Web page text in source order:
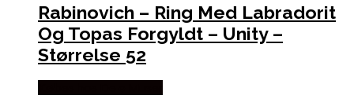
Rabinovich – Ring Med Labradorit
Og Topas Forgyldt – Unity –
Størrelse 52